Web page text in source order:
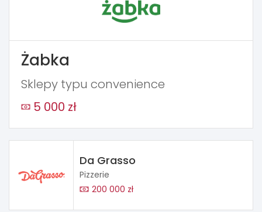
Żabka
Sklepy typu convenience
5 000 zł
Da Grasso
Pizzerie
200 000 zł